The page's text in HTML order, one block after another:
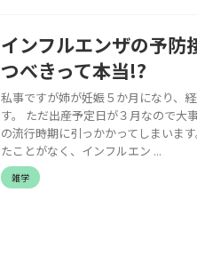
インフルエンザの予防
つべきって本当!?
私事ですが姉が妊娠５か月になり、
す。 ただ出産予定日が３月なので大
の流行時期に引っかかってしまいま
たことがなく、インフルエン ...
雑学